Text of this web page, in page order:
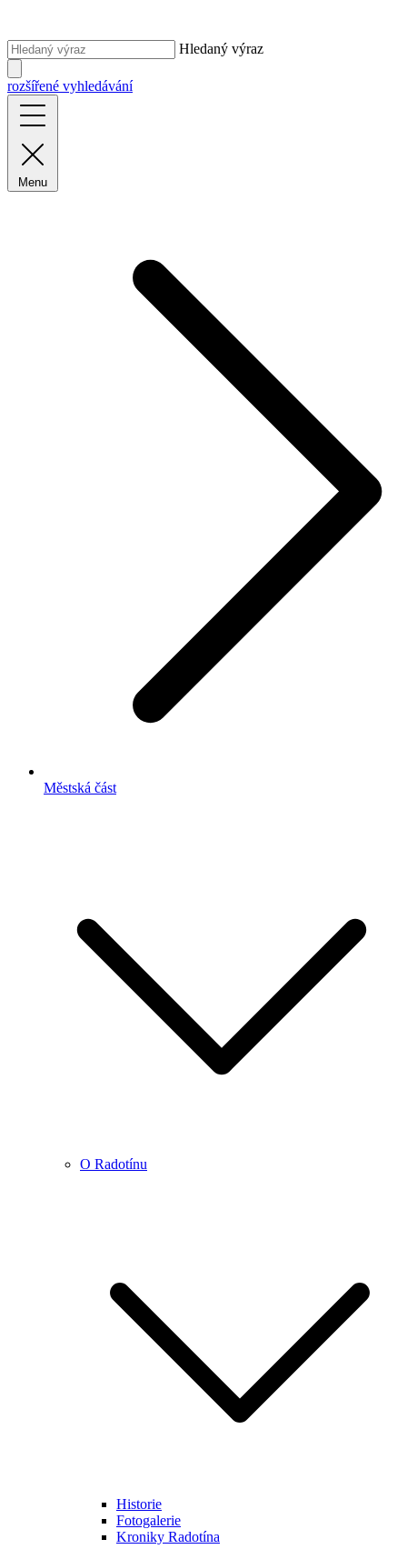
Hledaný výraz
rozšířené vyhledávání
Menu
Městská část
O Radotínu
Historie
Fotogalerie
Kroniky Radotína